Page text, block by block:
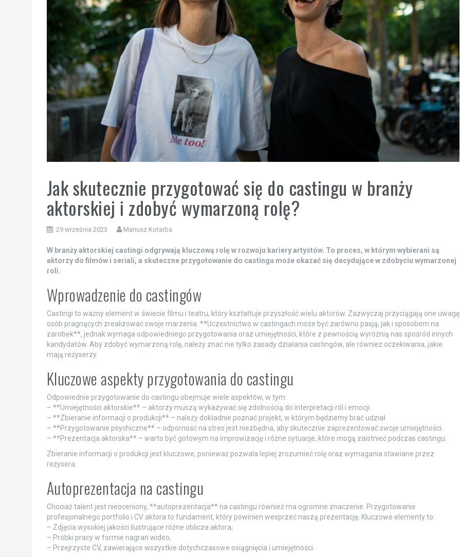
Jak skutecznie przygotować się do castingu w branży
aktorskiej i zdobyć wymarzoną rolę?
29 września 2023 Mariusz Kotarba
W branży aktorskiej castingi odgrywają kluczową rolę w rozwoju kariery artystów. To proces, w którym wybierani są
aktorzy do filmów i seriali, a skuteczne przygotowanie do castingu może okazać się decydujące w zdobyciu wymarzonej
roli.
Wprowadzenie do castingów
Castingi to ważny element w świecie filmu i teatru, który kształtuje przyszłość wielu aktorów. Zazwyczaj przyciągają one uwagę
osób pragnących zrealizować swoje marzenia. **Uczestnictwo w castingach może być zarówno pasją, jak i sposobem na
zarobek**, jednak wymaga odpowiedniego przygotowania oraz umiejętności, które z pewnością wyróżnią nas spośród innych
kandydatów. Aby zdobyć wymarzoną rolę, należy znać nie tylko zasady działania castingów, ale również oczekiwania, jakie
mają reżyserzy.
Kluczowe aspekty przygotowania do castingu
Odpowiednie przygotowanie do castingu obejmuje wiele aspektów, w tym:
– **Umiejętności aktorskie** – aktorzy muszą wykazywać się zdolnością do interpretacji ról i emocji.
– **Zbieranie informacji o produkcji** – należy dokładnie poznać projekt, w którym będziemy brać udział.
– **Przygotowanie psychiczne** – odporność na stres jest niezbędna, aby skutecznie zaprezentować swoje umiejętności.
– **Prezentacja aktorska** – warto być gotowym na improwizację i różne sytuacje, które mogą zaistnieć podczas castingu.
Zbieranie informacji o produkcji jest kluczowe, ponieważ pozwala lepiej zrozumieć rolę oraz wymagania stawiane przez
reżysera.
Autoprezentacja na castingu
Chociaż talent jest nieoceniony, **autoprezentacja** na castingu również ma ogromne znaczenie. Przygotowanie
profesjonalnego portfolio i CV aktora to fundament, który powinien wesprzeć naszą prezentację. Kluczowe elementy to:
– Zdjęcia wysokiej jakości ilustrujące różne oblicza aktora,
– Próbki pracy w formie nagrań wideo,
– Przejrzyste CV, zawierające wszystkie dotychczasowe osiągnięcia i umiejętności.